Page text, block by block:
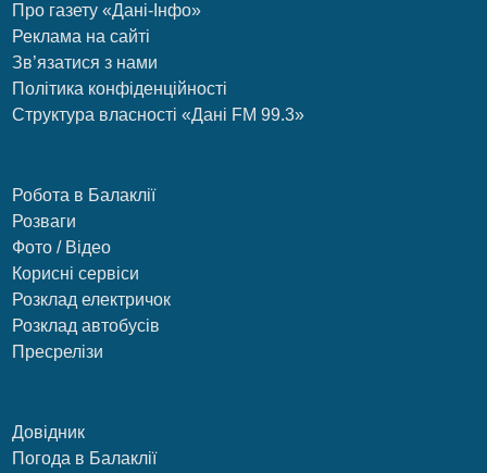
Про газету «Дані-Інфо»
Реклама на сайті
Зв’язатися з нами
Політика конфіденційності
Структура власності «Дані FM 99.3»
Робота в Балаклії
Розваги
Фото / Відео
Корисні сервіси
Розклад електричок
Розклад автобусів
Пресрелізи
Довідник
Погода в Балаклії